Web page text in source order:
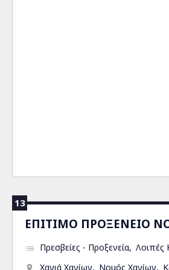
13
ΕΠΙΤΙΜΟ ΠΡΟΞΕΝΕΙΟ
Πρεσβείες - Προξενεία Λοιπές
Χανιά Χανίων
Νομός Χανίων